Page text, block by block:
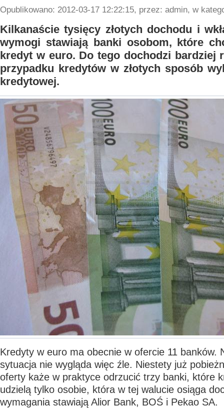
Opublikowano: 2012-03-17 12:22:15, przez: admin, w
Kilkanaście tysięcy złotych dochodu i
wymogi stawiają banki osobom, które
kredyt w euro. Do tego dochodzi bardziej
przypadku kredytów w złotych sposób
kredytowej.
Kredyty w euro ma obecnie w ofercie 11 banków.
sytuacja nie wygląda więc źle. Niestety już
oferty każe w praktyce odrzucić trzy banki, które
udzielą tylko osobie, która w tej walucie osiąga
wymagania stawiają Alior Bank, BOŚ i Pekao SA.